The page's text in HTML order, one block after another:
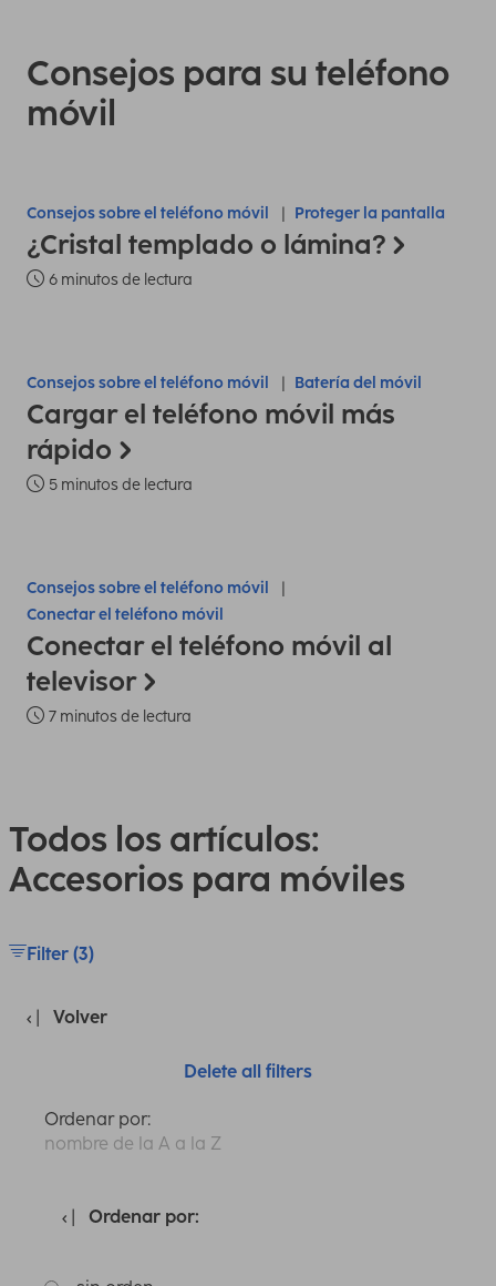
Consejos para su teléfono
móvil
Consejos sobre el teléfono móvil Proteger la pantalla
¿Cristal templado o lámina?
6 minutos de lectura
Consejos sobre el teléfono móvil Batería del móvil
Cargar el teléfono móvil más
rápido
5 minutos de lectura
Consejos sobre el teléfono móvil
Conectar el teléfono móvil
Conectar el teléfono móvil al
televisor
7 minutos de lectura
Todos los artículos:
Accesorios para móviles
Filter (3)
Volver
Delete all filters
Ordenar por:
nombre de la A a la Z
Ordenar por: